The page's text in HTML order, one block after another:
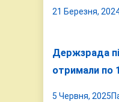
21 Березня,
Держзрада
отримали по
5 Червня, 2025